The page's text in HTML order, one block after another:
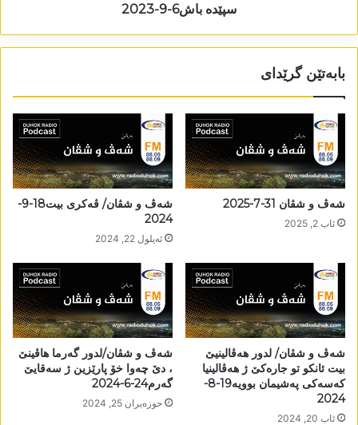
سپێدە باش6-9-2023
بابەتێن گرێدای
شەڤ و شڤان 31-7-2025
ئاب 2, 2025
شەڤ و شڤان/ ڤەکری بيت18-9-
2024
ئه‌یلول 22, 2024
شەڤ و شڤان/ لدور ھەڤالینیێ
بیت ئانکو تو جارەکێ ژ ھەڤالینیا
کەسەکی پەشیمان بوویە19-8-
2024
ئاب 20, 2024
شەڤ و شڤان/لدور گەرما ھاڤینێ
، دێ چەوا خۆ پارێزین ژ سەقایێ
گەرم24-6-2024
حوزه‌یران 25, 2024